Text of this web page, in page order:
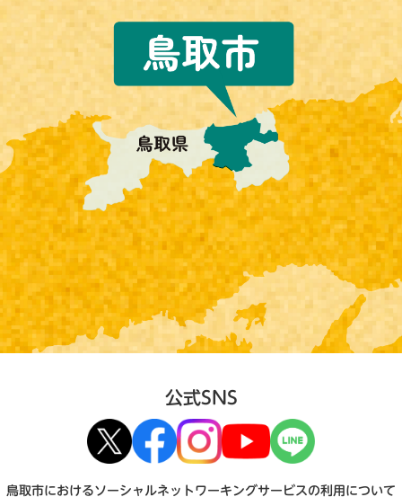
公式SNS
鳥取市におけるソーシャルネットワーキングサービスの利用について